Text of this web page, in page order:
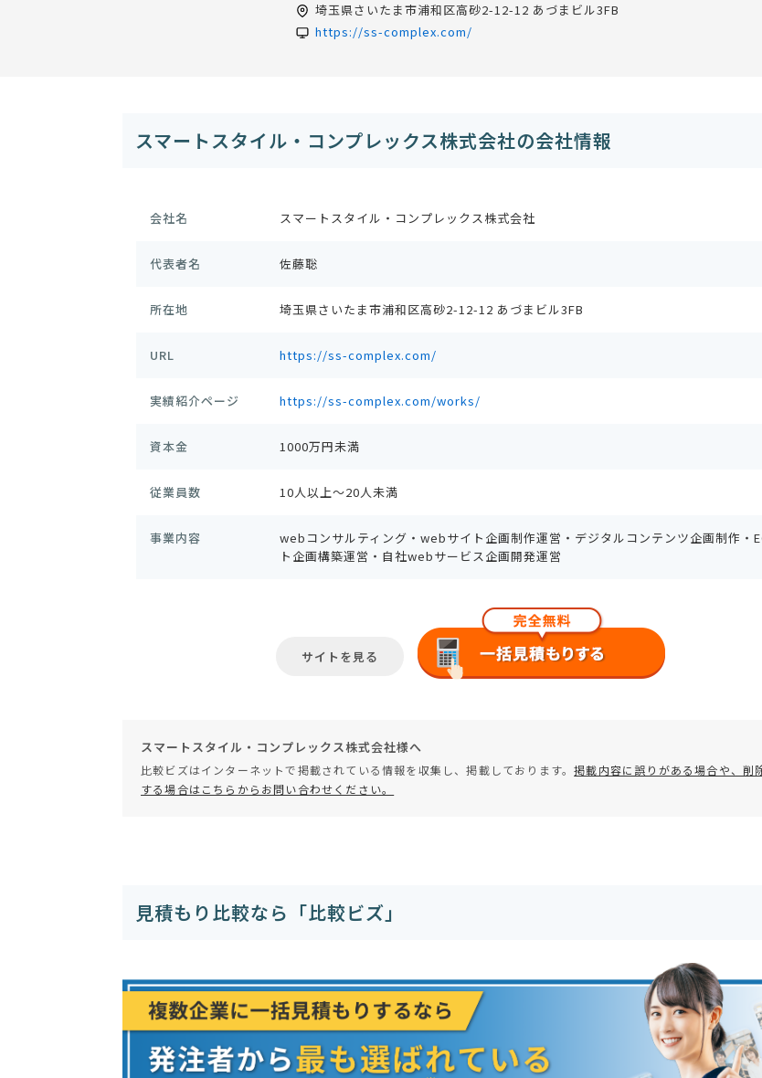
埼玉県さいたま市浦和区高砂2-12-12 あづまビル3FB
https://ss-complex.com/
スマートスタイル・コンプレックス株式会社の会社情報
会社名 スマートスタイル・コンプレックス株式会社
代表者名 佐藤聡
所在地 埼玉県さいたま市浦和区高砂2-12-12 あづまビル3FB
URL https://ss-complex.com/
実績紹介ページ https://ss-complex.com/works/
資本金 1000万円未満
従業員数 10人以上～20人未満
事業内容
webコンサルティング・webサイト企画制作運営・デジタルコンテンツ企画制作・
ト企画構築運営・自社webサービス企画開発運営
サイトを見る
スマートスタイル・コンプレックス株式会社様へ
比較ビズはインターネットで掲載されている情報を収集し、掲載しております。掲載内容に誤りがある場合や、削
する場合はこちらからお問い合わせください。
見積もり比較なら「比較ビズ」